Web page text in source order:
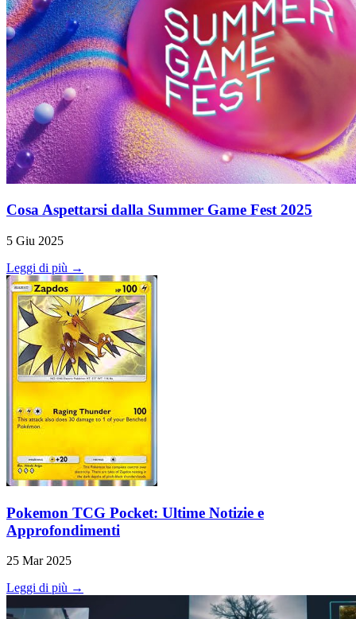
Cosa Aspettarsi dalla Summer Game Fest 2025
5 Giu 2025
Leggi di più →
Pokemon TCG Pocket: Ultime Notizie e
Approfondimenti
25 Mar 2025
Leggi di più →